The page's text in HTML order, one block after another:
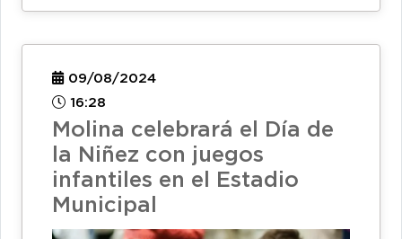
09/08/2024
16:28
Molina celebrará el Día de
la Niñez con juegos
infantiles en el Estadio
Municipal